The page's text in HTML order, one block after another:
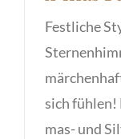
Festliche
sich fühlen!
mas- und